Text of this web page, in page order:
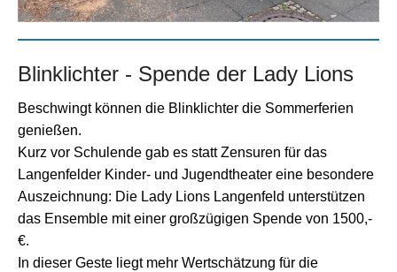
Blinklichter - Spende der Lady Lions
Beschwingt können die Blinklichter die Sommerferien
genießen.
Kurz vor Schulende gab es statt Zensuren für das
Langenfelder Kinder- und Jugendtheater eine besondere
Auszeichnung: Die Lady Lions Langenfeld unterstützen
das Ensemble mit einer großzügigen Spende von 1500,-
€.
In dieser Geste liegt mehr Wertschätzung für die